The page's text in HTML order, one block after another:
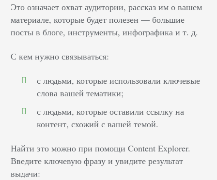
Это означает охват аудитории, рассказ им о вашем
материале, которые будет полезен — большие
посты в блоге, инструменты, инфографика и т. д.
С кем нужно связываться:
с людьми, которые использовали ключевые
слова вашей тематики;
с людьми, которые оставили ссылку на
контент, схожий с вашей темой.
Найти это можно при помощи Content Explorer.
Введите ключевую фразу и увидите результат
выдачи: